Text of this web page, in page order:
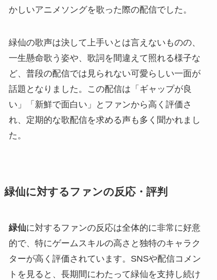
かしいアニメソングを歌った際の配信でした。
緑仙の歌声は決して上手いとは言えないものの、
一生懸命歌う姿や、歌詞を間違えて照れる様子な
ど、普段の配信では見られない可愛らしい一面が
話題となりました。この配信は「ギャップが良
い」「新鮮で面白い」とファンから高く評価さ
れ、定期的な歌配信を求める声も多く聞かれまし
た。
緑仙に対するファンの反応・評判
緑仙に対するファンの反応は全体的に非常に好意
的で、特にゲームスキルの高さと独特のキャラク
ターが高く評価されています。SNSや配信コメン
トを見ると、長期間にわたって緑仙を支持し続け